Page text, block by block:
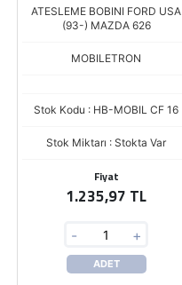
ATESLEME BOBINI FORD USA
(93-) MAZDA 626
MOBILETRON
Stok Kodu : HB-MOBIL CF 16
Stok Miktarı : Stokta Var
Fiyat
1.235,97 TL
- +
ADET